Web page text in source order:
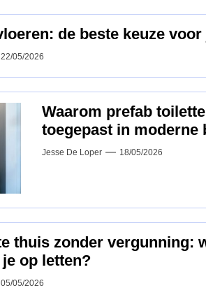
de beste keuze
22/05/2026
Waarom prefab
toegepast in moderne
Jesse De Loper 18/05/2026
thuis zonder vergunning:
op letten?
05/05/2026